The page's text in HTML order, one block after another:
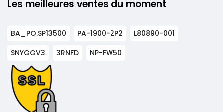
Les meilleures ventes du moment
BA_PO.SP13500 PA-1900-2P2
L80890-001
SNYGGV3
3RNFD NP-FW50